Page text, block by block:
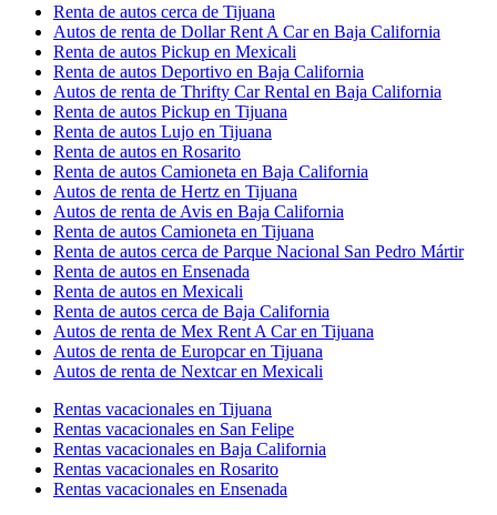
Renta de autos cerca de Tijuana
Autos de renta de Dollar Rent A Car en Baja California
Renta de autos Pickup en Mexicali
Renta de autos Deportivo en Baja California
Autos de renta de Thrifty Car Rental en Baja California
Renta de autos Pickup en Tijuana
Renta de autos Lujo en Tijuana
Renta de autos en Rosarito
Renta de autos Camioneta en Baja California
Autos de renta de Hertz en Tijuana
Autos de renta de Avis en Baja California
Renta de autos Camioneta en Tijuana
Renta de autos cerca de Parque Nacional San Pedro Mártir
Renta de autos en Ensenada
Renta de autos en Mexicali
Renta de autos cerca de Baja California
Autos de renta de Mex Rent A Car en Tijuana
Autos de renta de Europcar en Tijuana
Autos de renta de Nextcar en Mexicali
Rentas vacacionales en Tijuana
Rentas vacacionales en San Felipe
Rentas vacacionales en Baja California
Rentas vacacionales en Rosarito
Rentas vacacionales en Ensenada